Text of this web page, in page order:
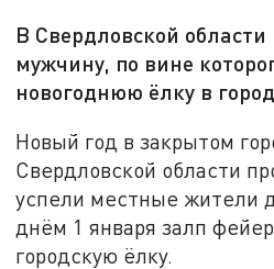
В Свердловской
мужчину, по вине
новогоднюю ёлку в
Новый год в закрытом
Свердловской области
успели местные жители
днём 1 января залп
городскую ёлку.